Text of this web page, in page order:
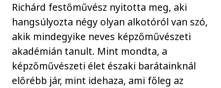
Richárd festőművész nyitotta meg, aki
hangsúlyozta négy olyan alkotóról van szó,
akik mindegyike neves képzőművészeti
akadémián tanult. Mint mondta, a
képzőművészeti élet északi barátainknál
előrébb jár, mint idehaza, ami főleg az